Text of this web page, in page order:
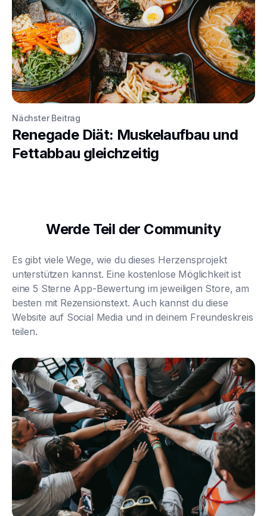
Nächster Beitrag
Renegade Diät: Muskelaufbau und
Fettabbau gleichzeitig
Werde Teil der Community
Es gibt viele Wege, wie du dieses Herzensprojekt
unterstützen kannst. Eine kostenlose Möglichkeit ist
eine 5 Sterne App-Bewertung im jeweiligen Store, am
besten mit Rezensionstext. Auch kannst du diese
Website auf Social Media und in deinem Freundeskreis
teilen.